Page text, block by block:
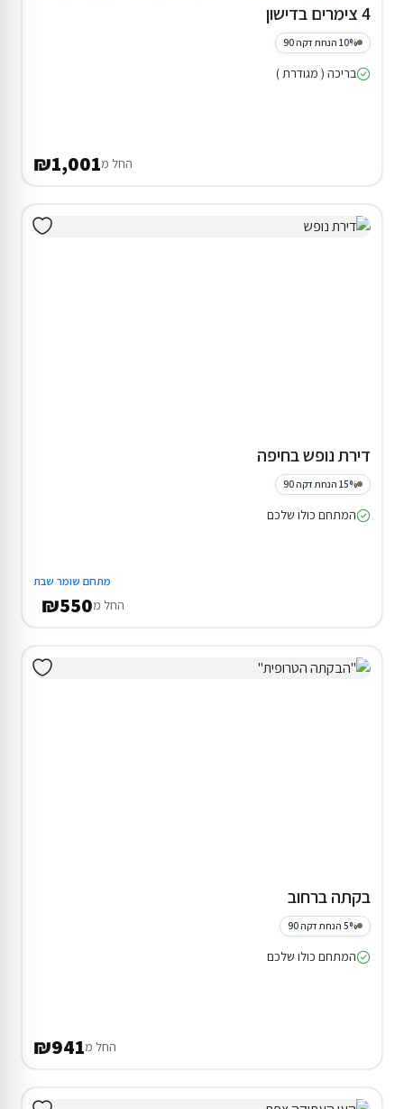
4 צימרים בדישון
10% הנחת דקה 90
בריכה ( מגודרת )
החל מ₪1,001
דירת נופש בחיפה
15% הנחת דקה 90
המתחם כולו שלכם
מתחם שומר שבת
החל מ₪550
בקתה ברחוב
5% הנחת דקה 90
המתחם כולו שלכם
החל מ₪941